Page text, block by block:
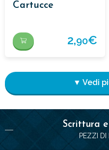
Scrittura
PEZZI DI
Cartucce
2,90€
▼ Vedi